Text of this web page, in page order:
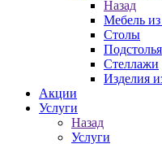
Назад
Мебель из
Столы
Подстолья
Стеллажи
Изделия
Акции
Услуги
Назад
Услуги